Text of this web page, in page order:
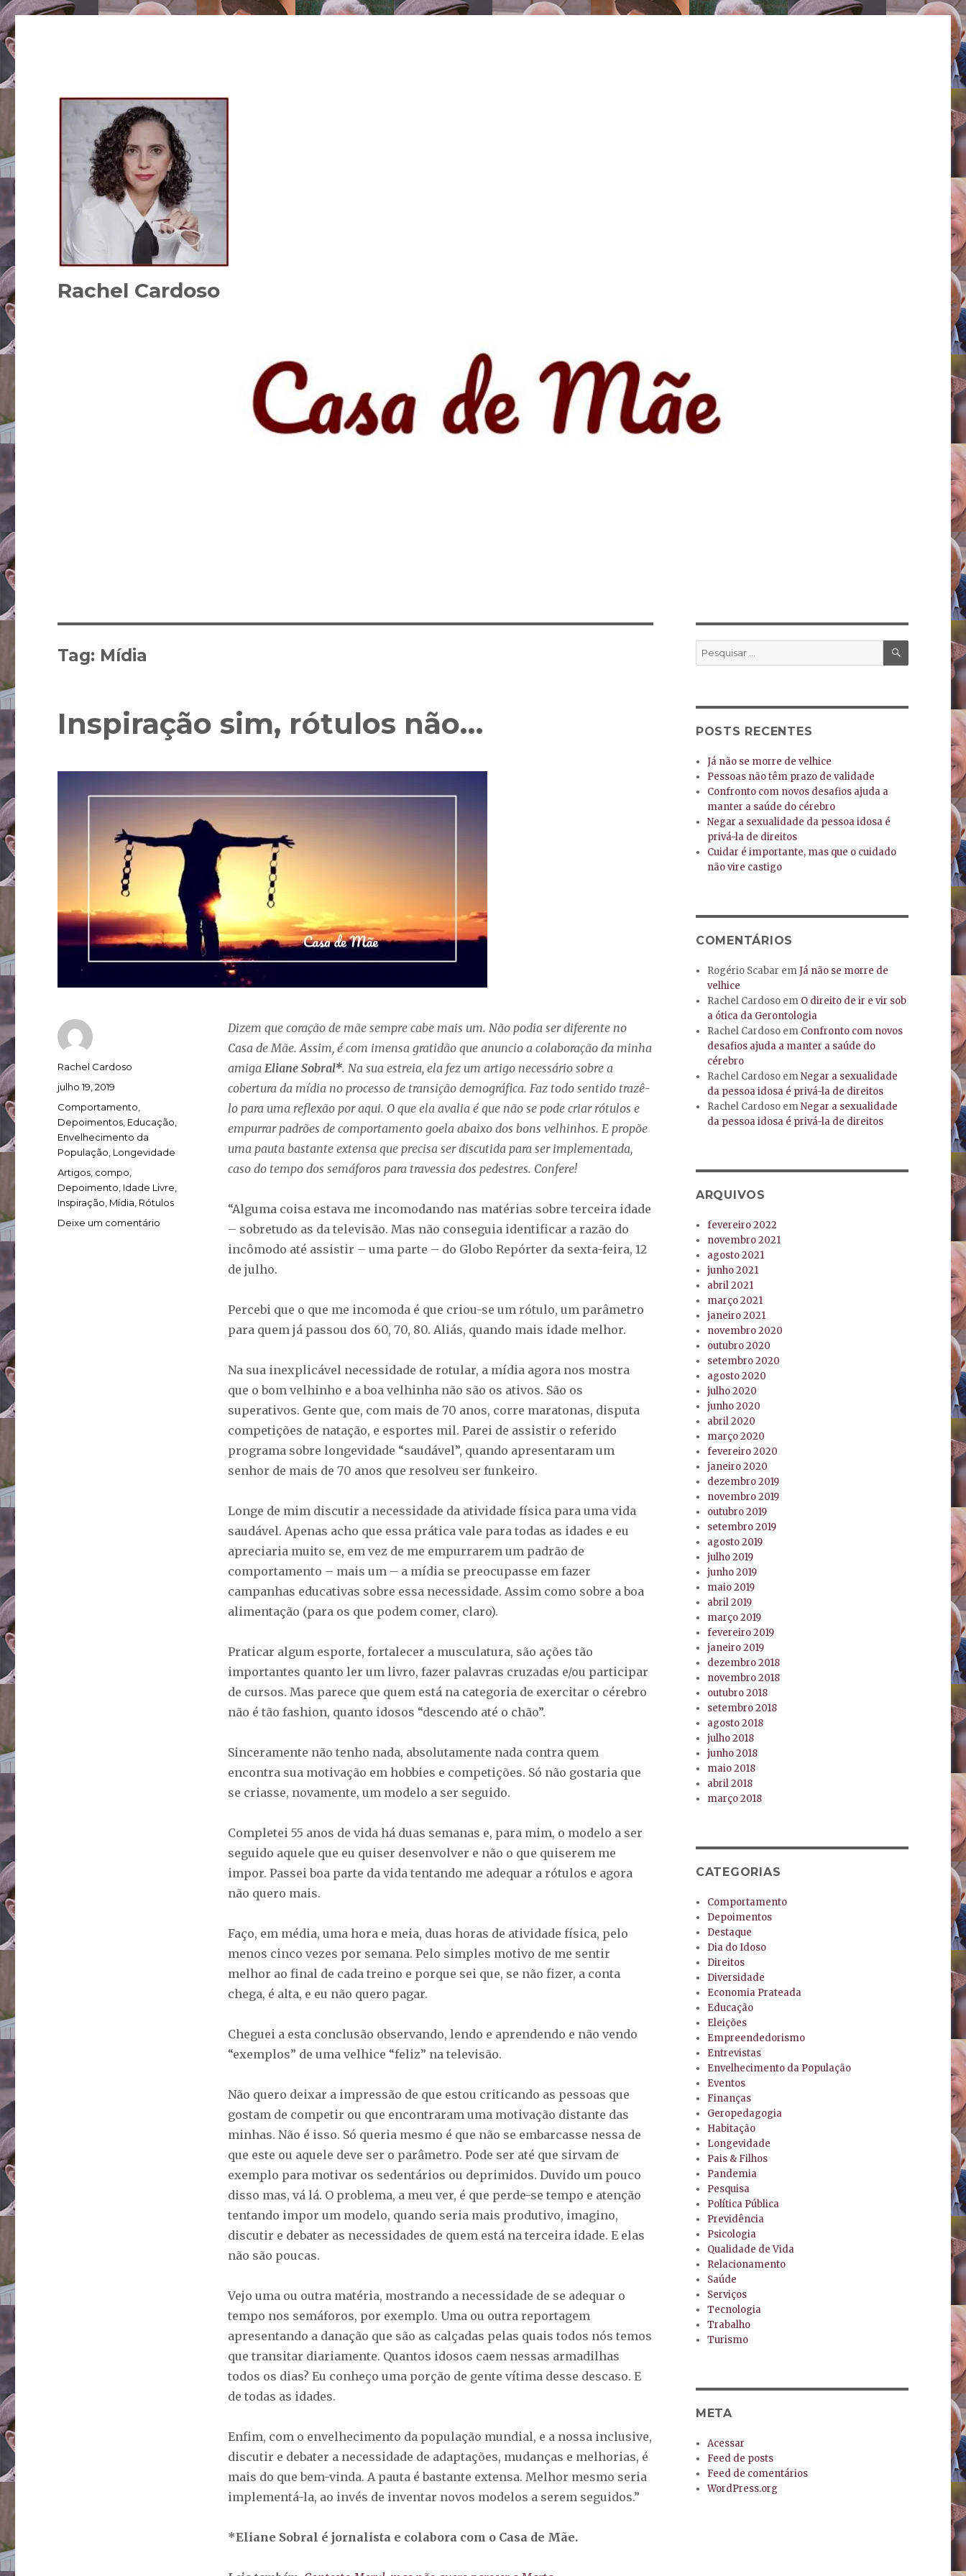
Rachel Cardoso
Tag: Mídia
Inspiração sim, rótulos não…
Dizem que coração de mãe sempre cabe mais um. Não podia ser diferente no
Casa de Mãe. Assim, é com imensa gratidão que anuncio a colaboração da minha
amiga Eliane Sobral*. Na sua estreia, ela fez um artigo necessário sobre a
cobertura da mídia no processo de transição demográfica. Faz todo sentido trazê-
lo para uma reflexão por aqui. O que ela avalia é que não se pode criar rótulos e
empurrar padrões de comportamento goela abaixo dos bons velhinhos. E propõe
uma pauta bastante extensa que precisa ser discutida para ser implementada,
caso do tempo dos semáforos para travessia dos pedestres. Confere!
“Alguma coisa estava me incomodando nas matérias sobre terceira idade
– sobretudo as da televisão. Mas não conseguia identificar a razão do
incômodo até assistir – uma parte – do Globo Repórter da sexta-feira, 12
de julho.
Percebi que o que me incomoda é que criou-se um rótulo, um parâmetro
para quem já passou dos 60, 70, 80. Aliás, quando mais idade melhor.
Na sua inexplicável necessidade de rotular, a mídia agora nos mostra
que o bom velhinho e a boa velhinha não são os ativos. São os
superativos. Gente que, com mais de 70 anos, corre maratonas, disputa
competições de natação, e esportes mil. Parei de assistir o referido
programa sobre longevidade “saudável”, quando apresentaram um
senhor de mais de 70 anos que resolveu ser funkeiro.
Longe de mim discutir a necessidade da atividade física para uma vida
saudável. Apenas acho que essa prática vale para todas as idades e eu
apreciaria muito se, em vez de me empurrarem um padrão de
comportamento – mais um – a mídia se preocupasse em fazer
campanhas educativas sobre essa necessidade. Assim como sobre a boa
alimentação (para os que podem comer, claro).
Praticar algum esporte, fortalecer a musculatura, são ações tão
importantes quanto ler um livro, fazer palavras cruzadas e/ou participar
de cursos. Mas parece que quem está na categoria de exercitar o cérebro
não é tão fashion, quanto idosos “descendo até o chão”.
Sinceramente não tenho nada, absolutamente nada contra quem
encontra sua motivação em hobbies e competições. Só não gostaria que
se criasse, novamente, um modelo a ser seguido.
Completei 55 anos de vida há duas semanas e, para mim, o modelo a ser
seguido aquele que eu quiser desenvolver e não o que quiserem me
impor. Passei boa parte da vida tentando me adequar a rótulos e agora
não quero mais.
Faço, em média, uma hora e meia, duas horas de atividade física, pelo
menos cinco vezes por semana. Pelo simples motivo de me sentir
melhor ao final de cada treino e porque sei que, se não fizer, a conta
chega, é alta, e eu não quero pagar.
Cheguei a esta conclusão observando, lendo e aprendendo e não vendo
“exemplos” de uma velhice “feliz” na televisão.
Não quero deixar a impressão de que estou criticando as pessoas que
gostam de competir ou que encontraram uma motivação distante das
minhas. Não é isso. Só queria mesmo é que não se embarcasse nessa de
que este ou aquele deve ser o parâmetro. Pode ser até que sirvam de
exemplo para motivar os sedentários ou deprimidos. Duvido um pouco
disso mas, vá lá. O problema, a meu ver, é que perde-se tempo e atenção
tentando impor um modelo, quando seria mais produtivo, imagino,
discutir e debater as necessidades de quem está na terceira idade. E elas
não são poucas.
Vejo uma ou outra matéria, mostrando a necessidade de se adequar o
tempo nos semáforos, por exemplo. Uma ou outra reportagem
apresentando a danação que são as calçadas pelas quais todos nós temos
que transitar diariamente. Quantos idosos caem nessas armadilhas
todos os dias? Eu conheço uma porção de gente vítima desse descaso. E
de todas as idades.
Enfim, com o envelhecimento da população mundial, e a nossa inclusive,
discutir e debater a necessidade de adaptações, mudanças e melhorias, é
mais do que bem-vinda. A pauta é bastante extensa. Melhor mesmo seria
implementá-la, ao invés de inventar novos modelos a serem seguidos.”
*Eliane Sobral é jornalista e colabora com o Casa de Mãe.
Autor
Rachel Cardoso
Publicado
julho 19, 2019
Categorias
Comportamento
Depoimentos Educação
Envelhecimento da
População Longevidade
Tags
Artigos compo
Depoimento Idade Livre
Inspiração Mídia Rótulos
Deixe um comentário
Pesquisar
por:
POSTS RECENTES
Já não se morre de velhice
Pessoas não têm prazo de validade
Confronto com novos desafios ajuda a
manter a saúde do cérebro
Negar a sexualidade da pessoa idosa é
privá-la de direitos
Cuidar é importante, mas que o cuidado
não vire castigo
COMENTÁRIOS
Rogério Scabar emJá não se morre de
velhice
Rachel Cardoso em O direito de ir e vir sob
a ótica da Gerontologia
Rachel Cardoso em Confronto com novos
desafios ajuda a manter a saúde do
cérebro
Rachel Cardoso emNegar a sexualidade
da pessoa idosa é privá-la de direitos
Rachel Cardoso emNegar a sexualidade
da pessoa idosa é privá-la de direitos
ARQUIVOS
fevereiro 2022
novembro 2021
agosto 2021
junho 2021
abril 2021
março 2021
janeiro 2021
novembro 2020
outubro 2020
setembro 2020
agosto 2020
julho 2020
junho 2020
abril 2020
março 2020
fevereiro 2020
janeiro 2020
dezembro 2019
novembro 2019
outubro 2019
setembro 2019
agosto 2019
julho 2019
junho 2019
maio 2019
abril 2019
março 2019
fevereiro 2019
janeiro 2019
dezembro 2018
novembro 2018
outubro 2018
setembro 2018
agosto 2018
julho 2018
junho 2018
maio 2018
abril 2018
março 2018
CATEGORIAS
Comportamento
Depoimentos
Destaque
Dia do Idoso
Direitos
Diversidade
Economia Prateada
Educação
Eleições
Empreendedorismo
Entrevistas
Envelhecimento da População
Eventos
Finanças
Geropedagogia
Habitação
Longevidade
Pais & Filhos
Pandemia
Pesquisa
Política Pública
Previdência
Psicologia
Qualidade de Vida
Relacionamento
Saúde
Serviços
Tecnologia
Trabalho
Turismo
META
Acessar
Feed de posts
Feed de comentários
WordPress.org